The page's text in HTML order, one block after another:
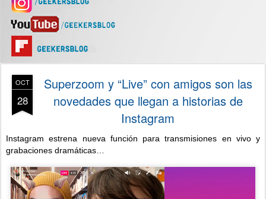
OCT
28
Superzoom y “Live” con amigos son las
novedades que llegan a historias de
Instagram
Instagram estrena nueva función para transmisiones en vivo y
grabaciones dramáticas…